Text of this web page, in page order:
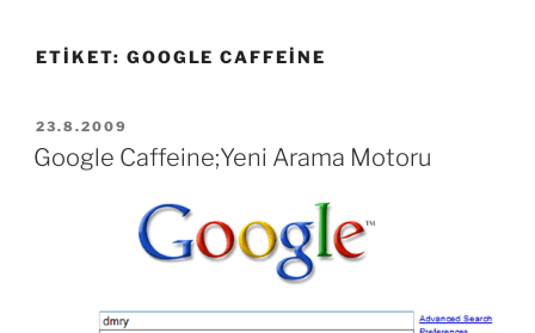
ETIKET: GOOGLE CAFFEINE
YAYIM
TARIHI
23.8.2009
Google Caffeine;Yeni Arama Motoru